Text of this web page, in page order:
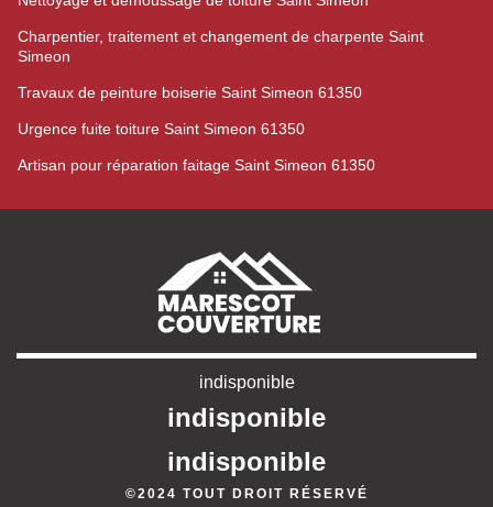
Charpentier, traitement et changement de charpente Saint
Simeon
Travaux de peinture boiserie Saint Simeon 61350
Urgence fuite toiture Saint Simeon 61350
Artisan pour réparation faitage Saint Simeon 61350
indisponible
indisponible
indisponible
©2024 TOUT DROIT RÉSERVÉ